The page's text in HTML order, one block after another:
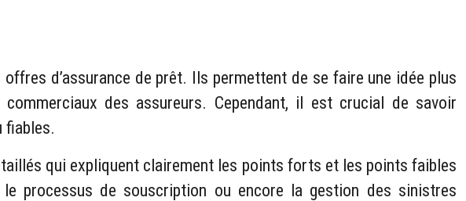
d’assurance de prêt. Ils permettent de se faire une idée plus
des assureurs. Cependant, il est crucial de savoir
fiables.
qui expliquent clairement les points forts et les points faibles
processus de souscription ou encore la gestion des sinistres